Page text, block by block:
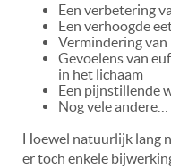
Een verbetering
Een verhoogde
Vermindering van
Gevoelens van
in het lichaam
Een pijnstillende
Nog vele andere…
Hoewel natuurlijk lang
er toch enkele